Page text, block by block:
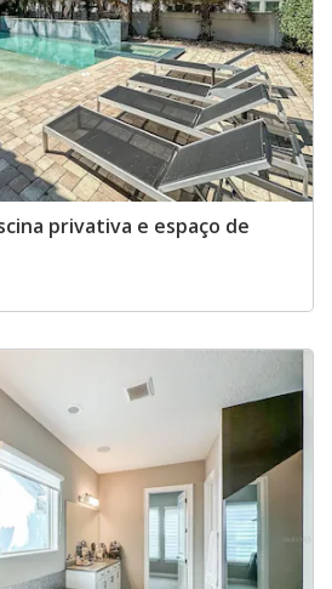
o
privativa e espaço de